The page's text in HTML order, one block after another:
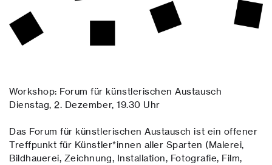
Workshop: Forum für künstlerischen Austausch
Dienstag, 2. Dezember, 19.30 Uhr
Das Forum für künstlerischen Austausch ist ein offener
Treffpunkt für Künstler*innen aller Sparten (Malerei,
Bildhauerei, Zeichnung, Installation, Fotografie, Film,